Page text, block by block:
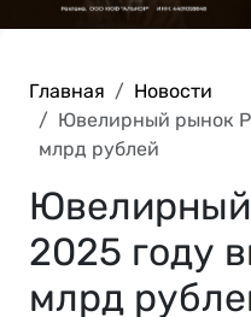
Главная
Новости
Ювелирный рынок
млрд рублей
2025 году
млрд